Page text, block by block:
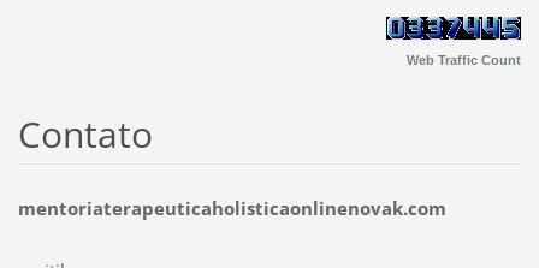
Web Traffic Count
Contato
mentoriaterapeuticaholisticaonlinenovak.com